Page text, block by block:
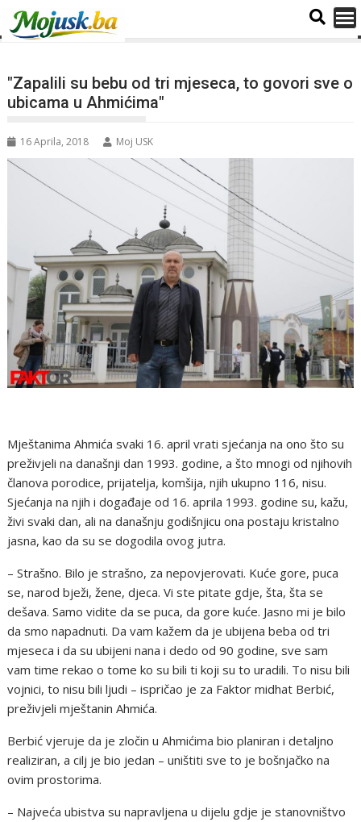
"Zapalili su bebu od tri mjeseca, to govori sve o
ubicama u Ahmićima"
16 Aprila, 2018 Moj USK
Mještanima Ahmića svaki 16. april vrati sjećanja na ono što su
preživjeli na današnji dan 1993. godine, a što mnogi od njihovih
članova porodice, prijatelja, komšija, njih ukupno 116, nisu.
Sjećanja na njih i događaje od 16. aprila 1993. godine su, kažu,
živi svaki dan, ali na današnju godišnjicu ona postaju kristalno
jasna, kao da su se dogodila ovog jutra.
– Strašno. Bilo je strašno, za nepovjerovati. Kuće gore, puca
se, narod bježi, žene, djeca. Vi ste pitate gdje, šta, šta se
dešava. Samo vidite da se puca, da gore kuće. Jasno mi je bilo
da smo napadnuti. Da vam kažem da je ubijena beba od tri
mjeseca i da su ubijeni nana i dedo od 90 godine, sve sam
vam time rekao o tome ko su bili ti koji su to uradili. To nisu bili
vojnici, to nisu bili ljudi – ispričao je za Faktor midhat Berbić,
preživjeli mještanin Ahmića.
Berbić vjeruje da je zločin u Ahmićima bio planiran i detaljno
realiziran, a cilj je bio jedan – uništiti sve to je bošnjačko na
ovim prostorima.
– Najveća ubistva su napravljena u dijelu gdje je stanovništvo